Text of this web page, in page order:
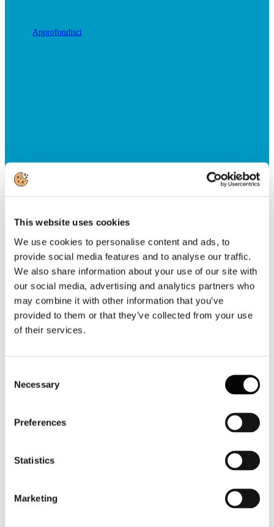
This website uses cookies
We use cookies to personalise content and ads, to
provide social media features and to analyse our traffic.
We also share information about your use of our site with
our social media, advertising and analytics partners who
may combine it with other information that you’ve
provided to them or that they’ve collected from your use
of their services.
Selection
Necessary
Preferences
Statistics
Marketing
Approfondisci